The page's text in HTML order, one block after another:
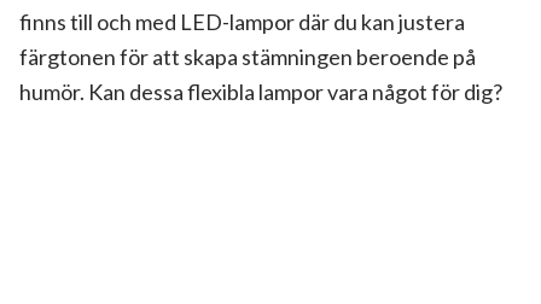
finns till och med LED-lampor där du kan justera
färgtonen för att skapa stämningen beroende på
humör. Kan dessa flexibla lampor vara något för dig?